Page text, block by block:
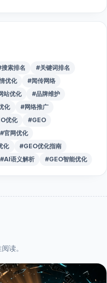
索排名
#关键词排名
优化
#闻传网络
站优化
#品牌维护
化
#网络推广
优化
#GEO
#官网优化
化
#GEO优化指南
#AI语义解析 #GEO智能优化
读。